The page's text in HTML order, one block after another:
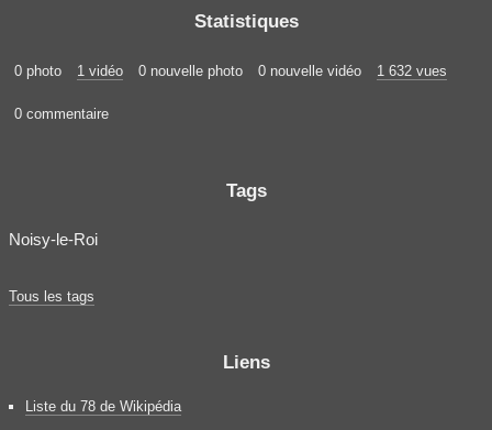
Statistiques
0 photo 1 vidéo 0 nouvelle photo 0 nouvelle vidéo 1 632 vues
0 commentaire
Tags
Noisy-le-Roi
Tous les tags
Liens
Liste du 78 de Wikipédia